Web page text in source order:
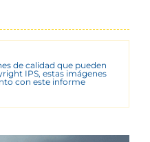
de calidad que pueden
IPS, estas imágenes
con este informe